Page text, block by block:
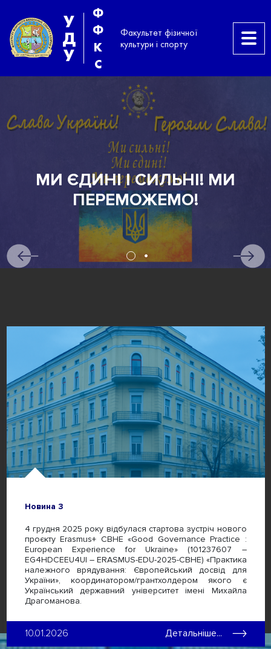
У
Д
У
Ф
Ф
К
С
Факультет фізичної
культури і спорту
МИ
Новина 3
4 грудня 2025 року відбулася стартова зустріч нового
проєкту Erasmus+ CBHE «Good Governance Practice :
European Experience for Ukraine» (101237607 –
EG4HDCEEU4UI – ERASMUS-EDU-2025-CBHE) «Практика
належного врядування: Європейський досвід для
України», координатором/грантхолдером якого є
Український державний університет імені Михайла
Драгоманова.
10.01.2026 Детальніше...